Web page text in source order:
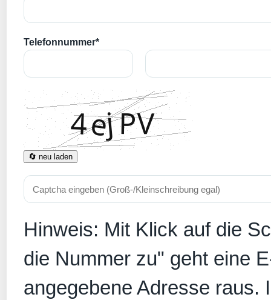
Telefonnummer*
🔄 neu laden
Hinweis: Mit Klick auf die
die Nummer zu" geht eine
angegebene Adresse raus.